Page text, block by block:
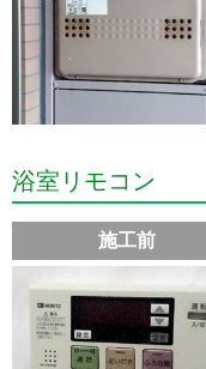
浴室リモコン
施工前